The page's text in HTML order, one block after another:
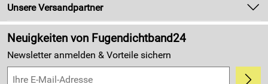
Kundenlogin
Neu
Made in Germany
Kundenbewertungen (4.405)
5,0/5*****
Unsere Versandpartner
Neuigkeiten von Fugendichtband24
Newsletter anmelden & Vorteile sichern